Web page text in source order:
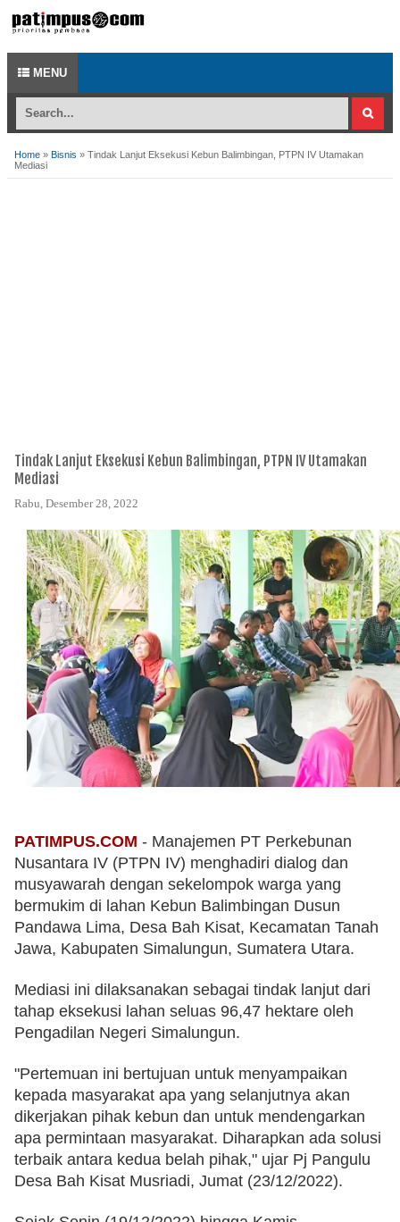
MENU
Home » Bisnis » Tindak Lanjut Eksekusi Kebun Balimbingan, PTPN IV Utamakan
Mediasi
Tindak Lanjut Eksekusi Kebun Balimbingan, PTPN IV Utamakan
Mediasi
Rabu, Desember 28, 2022
PATIMPUS.COM - Manajemen PT Perkebunan
Nusantara IV (PTPN IV) menghadiri dialog dan
musyawarah dengan sekelompok warga yang
bermukim di lahan Kebun Balimbingan Dusun
Pandawa Lima, Desa Bah Kisat, Kecamatan Tanah
Jawa, Kabupaten Simalungun, Sumatera Utara.
Mediasi ini dilaksanakan sebagai tindak lanjut dari
tahap eksekusi lahan seluas 96,47 hektare oleh
Pengadilan Negeri Simalungun.
"Pertemuan ini bertujuan untuk menyampaikan
kepada masyarakat apa yang selanjutnya akan
dikerjakan pihak kebun dan untuk mendengarkan
apa permintaan masyarakat. Diharapkan ada solusi
terbaik antara kedua belah pihak," ujar Pj Pangulu
Desa Bah Kisat Musriadi, Jumat (23/12/2022).